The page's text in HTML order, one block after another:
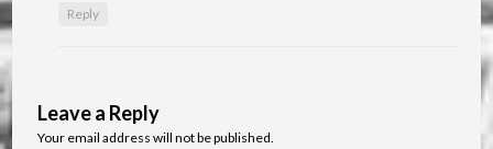
Reply
Leave a Reply
Your email address will not be published.